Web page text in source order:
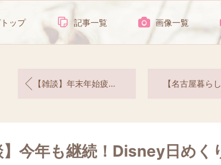
ップ 記事一覧 画像一覧
【雑談】年末年始疲れ過ぎて泣いて衝動買いした話
】今年も継続！Disney日めく